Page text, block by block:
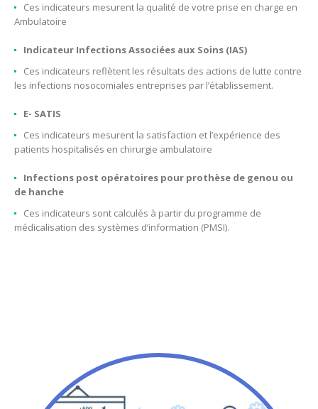
Ces indicateurs mesurent la qualité de votre prise en charge en
Ambulatoire
Indicateur Infections Associées aux Soins (IAS)
Ces indicateurs reflètent les résultats des actions de lutte contre
les infections nosocomiales entreprises par l’établissement.
E- SATIS
Ces indicateurs mesurent la satisfaction et l’expérience des
patients hospitalisés en chirurgie ambulatoire
Infections post opératoires pour prothèse de genou ou
de hanche
Ces indicateurs sont calculés à partir du programme de
médicalisation des systèmes d’information (PMSI).